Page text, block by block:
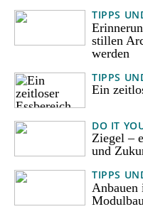
TIPPS
stillen
werden
TIPPS
Ein
DO IT
Ziegel –
und
TIPPS
Anbauen